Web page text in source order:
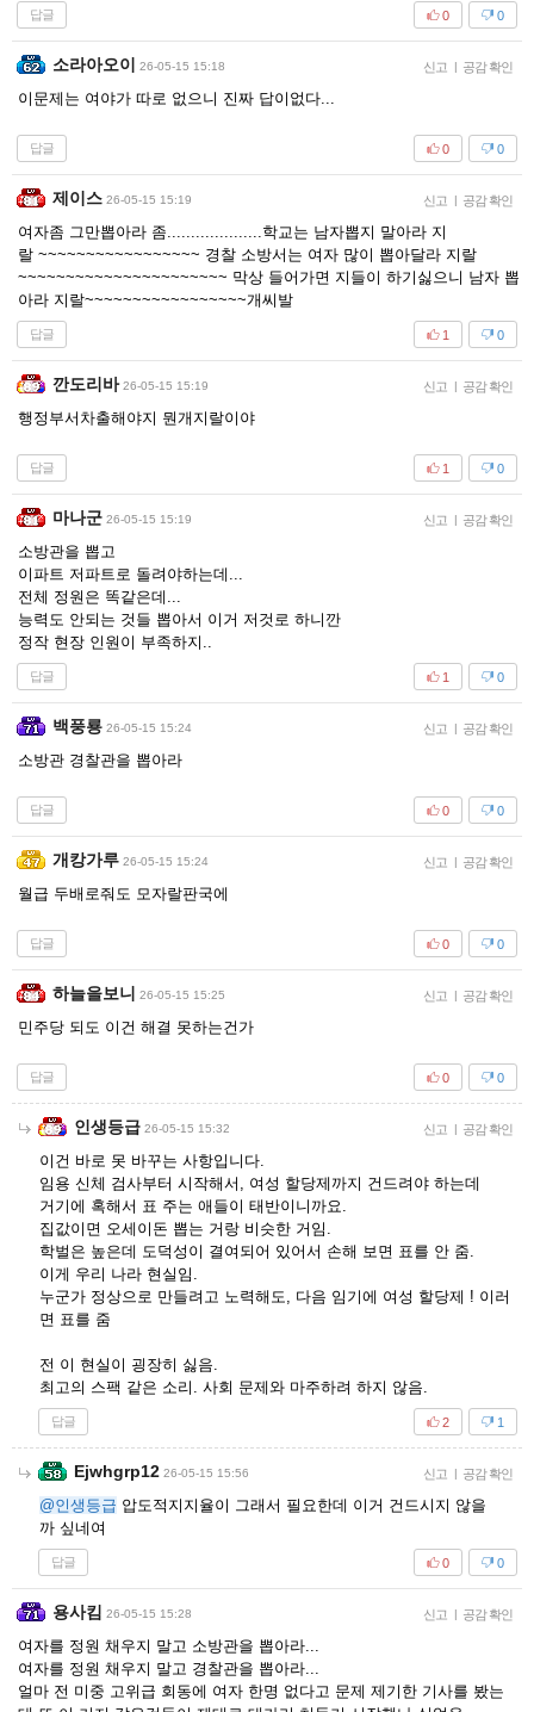
답글 0
0
소라아오이 26-05-15 15:18 신고 | 공감 확인
이문제는 여야가 따로 없으니 진짜 답이없다...
답글 0
0
제이스 26-05-15 15:19 신고 | 공감 확인
여자좀 그만뽑아라 좀....................학교는 남자뽑지 말아라 지
랄 ~~~~~~~~~~~~~~~~~ 경찰 소방서는 여자 많이 뽑아달라 지랄
~~~~~~~~~~~~~~~~~~~~~~ 막상 들어가면 지들이 하기싫으니 남자 뽑
아라 지랄~~~~~~~~~~~~~~~~~개씨발
답글 0
1
깐도리바 26-05-15 15:19 신고 | 공감 확인
행정부서차출해야지 뭔개지랄이야
답글 0
1
마나군 26-05-15 15:19 신고 | 공감 확인
소방관을 뽑고
이파트 저파트로 돌려야하는데...
전체 정원은 똑같은데...
능력도 안되는 것들 뽑아서 이거 저것로 하니깐
정작 현장 인원이 부족하지..
답글 0
1
백풍룡 26-05-15 15:24 신고 | 공감 확인
소방관 경찰관을 뽑아라
답글 0
0
개캉가루 26-05-15 15:24 신고 | 공감 확인
월급 두배로줘도 모자랄판국에
답글 0
0
하늘을보니 26-05-15 15:25 신고 | 공감 확인
민주당 되도 이건 해결 못하는건가
답글 0
0
인생등급 26-05-15 15:32 신고 | 공감 확인
이건 바로 못 바꾸는 사항입니다.
임용 신체 검사부터 시작해서, 여성 할당제까지 건드려야 하는데
거기에 혹해서 표 주는 애들이 태반이니까요.
집값이면 오세이돈 뽑는 거랑 비슷한 거임.
학벌은 높은데 도덕성이 결여되어 있어서 손해 보면 표를 안 줌.
이게 우리 나라 현실임.
누군가 정상으로 만들려고 노력해도, 다음 임기에 여성 할당제 ! 이러
면 표를 줌
전 이 현실이 굉장히 싫음.
최고의 스팩 같은 소리. 사회 문제와 마주하려 하지 않음.
답글 1
2
Ejwhgrp12 26-05-15 15:56 신고 | 공감 확인
@인생등급 압도적지지율이 그래서 필요한데 이거 건드시지 않을
까 싶네여
답글 0
0
용사킴 26-05-15 15:28 신고 | 공감 확인
여자를 정원 채우지 말고 소방관을 뽑아라...
여자를 정원 채우지 말고 경찰관을 뽑아라...
얼마 전 미중 고위급 회동에 여자 한명 없다고 문제 제기한 기사를 봤는